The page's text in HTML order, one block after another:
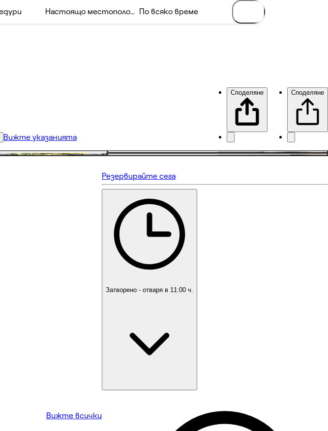
Вижте указанията
Споделяне Споделяне
Вижте всички
Все още няма отзиви
Резервирайте сега
Затворено - отваря в 11:00 ч.